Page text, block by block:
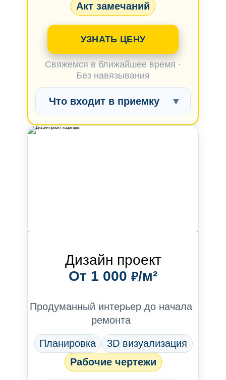
Акт замечаний
УЗНАТЬ ЦЕНУ
Свяжемся в ближайшее время ·
Без навязывания
Что входит в приемку ▼
Дизайн проект
От 1 000 ₽/м²
Продуманный интерьер до начала
ремонта
Планировка
3D визуализация
Рабочие чертежи